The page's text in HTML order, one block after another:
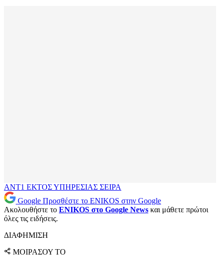
ANT1 ΕΚΤΟΣ ΥΠΗΡΕΣΙΑΣ ΣΕΙΡΑ
Google Προσθέστε το ENIKOS στην Google
Ακολουθήστε το ENIKOS στο Google News και μάθετε πρώτοι
όλες τις ειδήσεις.
ΔΙΑΦΗΜΙΣΗ
ΜΟΙΡΑΣΟΥ ΤΟ